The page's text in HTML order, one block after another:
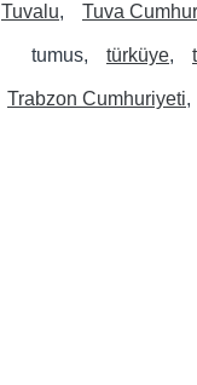
Tuvalu Tuva
tumus türküye
Trabzon Cumhuriyeti